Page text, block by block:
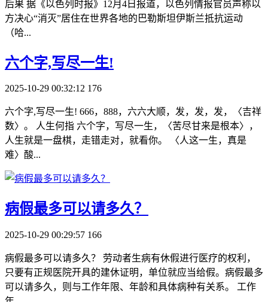
后果 据《以色列时报》12月4日报道，以色列情报官员声称以
方决心“消灭”居住在世界各地的巴勒斯坦伊斯兰抵抗运动
（哈...
​六个字,写尽一生!
2025-10-29 00:32:12 176
六个字,写尽一生! 666，888，六六大顺，发，发，发，〈吉祥
数〉。 人生何指 六个字，写尽一生，〈苦尽甘来是根本〉，
人生就是一盘棋，走错走对，就看你。 〈人这一生，真是
难〉酸...
​病假最多可以请多久？
2025-10-29 00:29:57 166
病假最多可以请多久？ 劳动者生病有休假进行医疗的权利，
只要有正规医院开具的建休证明，单位就应当给假。病假最多
可以请多久，则与工作年限、年龄和具体病种有关系。 工作